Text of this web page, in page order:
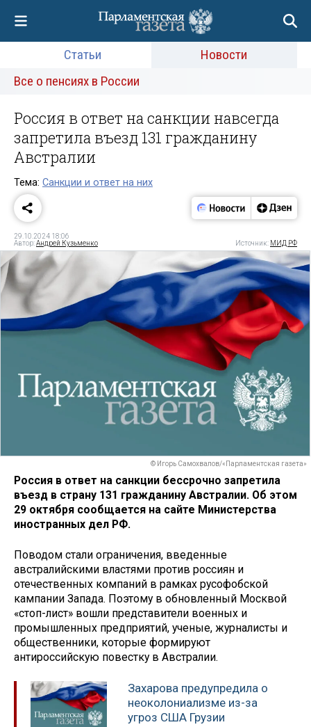
Статьи
Новости
Все о пенсиях в России
Россия в ответ на санкции навсегда
запретила въезд 131 гражданину
Австралии
Тема: Санкции и ответ на них
29.10.2024 18:06
Автор:Андрей Кузьменко Источник: МИД РФ
© Игорь Самохвалов/«Парламентская газета»
Россия в ответ на санкции бессрочно запретила
въезд в страну 131 гражданину Австралии. Об этом
29 октября сообщается на сайте Министерства
иностранных дел РФ.
Поводом стали ограничения, введенные
австралийскими властями против россиян и
отечественных компаний в рамках русофобской
кампании Запада. Поэтому в обновленный Москвой
«стоп-лист» вошли представители военных и
промышленных предприятий, ученые, журналисты и
общественники, которые формируют
антироссийскую повестку в Австралии.
Захарова предупредила о
неоколониализме из-за
угроз США Грузии